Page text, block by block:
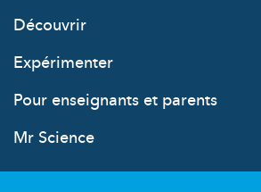
Découvrir
Expérimenter
Pour enseignants et parents
Mr Science